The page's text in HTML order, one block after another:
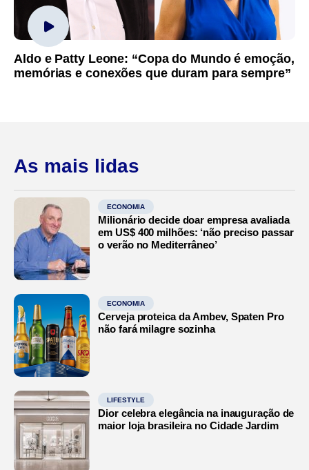
Aldo e Patty Leone: “Copa do Mundo é emoção,
memórias e conexões que duram para sempre”
As mais lidas
ECONOMIA
Milionário decide doar empresa avaliada
em US$ 400 milhões: ‘não preciso passar
o verão no Mediterrâneo’
ECONOMIA
Cerveja proteica da Ambev, Spaten Pro
não fará milagre sozinha
LIFESTYLE
Dior celebra elegância na inauguração de
maior loja brasileira no Cidade Jardim